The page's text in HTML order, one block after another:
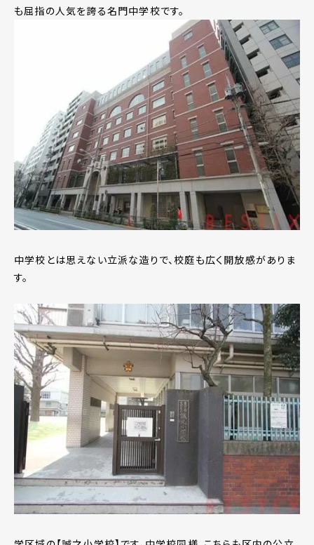
も屈指の人気を誇る名門中学校です。
中学校とは思えない立派な造りで、校庭も広く開放感がありま
す。